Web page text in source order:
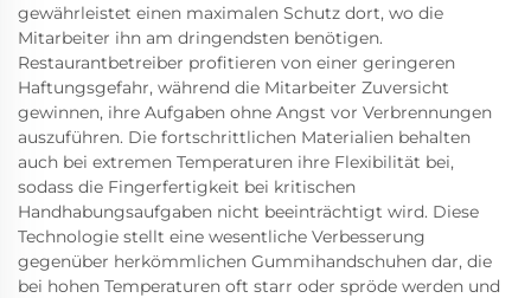
gewährleistet einen maximalen Schutz dort, wo die
Mitarbeiter ihn am dringendsten benötigen.
Restaurantbetreiber profitieren von einer geringeren
Haftungsgefahr, während die Mitarbeiter Zuversicht
gewinnen, ihre Aufgaben ohne Angst vor Verbrennungen
auszuführen. Die fortschrittlichen Materialien behalten
auch bei extremen Temperaturen ihre Flexibilität bei,
sodass die Fingerfertigkeit bei kritischen
Handhabungsaufgaben nicht beeinträchtigt wird. Diese
Technologie stellt eine wesentliche Verbesserung
gegenüber herkömmlichen Gummihandschuhen dar, die
bei hohen Temperaturen oft starr oder spröde werden und